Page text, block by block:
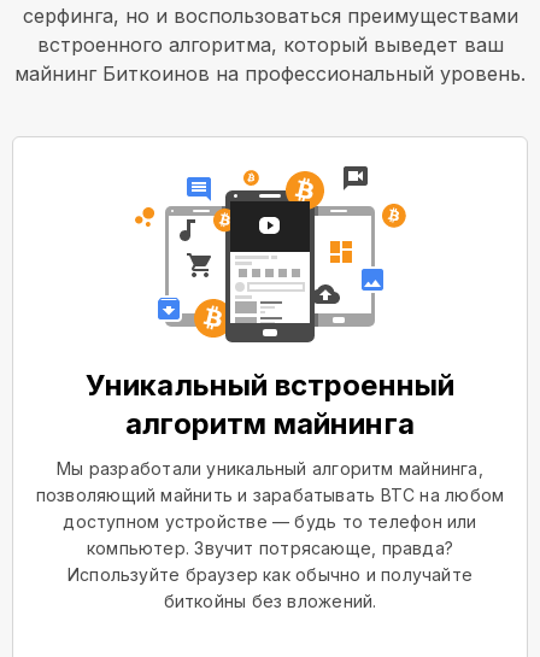
серфинга, но и воспользоваться преимуществами
встроенного алгоритма, который выведет ваш
майнинг Биткоинов на профессиональный уровень.
Уникальный встроенный
алгоритм майнинга
Мы разработали уникальный алгоритм майнинга,
позволяющий майнить и зарабатывать BTC на любом
доступном устройстве — будь то телефон или
компьютер. Звучит потрясающе, правда?
Используйте браузер как обычно и получайте
биткойны без вложений.